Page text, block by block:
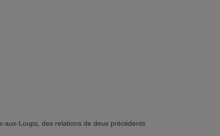
aux-Loups, des relations de deux précédents